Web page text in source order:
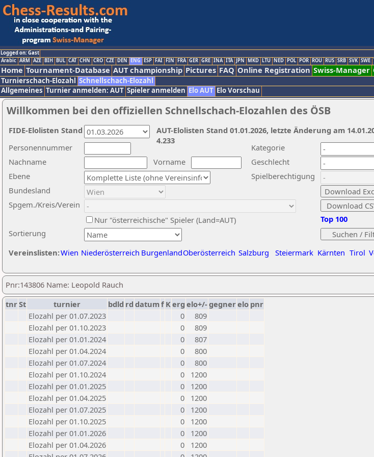
Logged on: Gast
Arabic ARM AZE BIH BUL CAT CHN CRO CZE DEN ENG ESP FAI FIN FRA GER GRE INA ITA JPN MKD LTU NED POL POR ROU RUS SRB SVK SWE
Home Tournament-Database AUT championship Pictures FAQ Online Registration Swiss-Manager
Turnierschach-Elozahl Schnellschach-Elozahl
Allgemeines Turnier anmelden: AUT Spieler anmelden Elo AUT Elo Vorschau
Willkommen bei den offiziellen Schnellschach-Elozahlen des ÖSB
Nachname
Vorname
Ebene
Kategorie
Sortierung
Personennummer
Bundesland
Spgem./Kreis/Verein
Geschlecht
Nur "österreichische" Spieler (Land=AUT)
Spielberechtigung
Vereinslisten:Wien Niederösterreich BurgenlandOberösterreich Salzburg Steiermark Kärnten Tirol
Top 100
AUT-Elolisten Stand 01.01.2026, letzte Änderung am
4.233
FIDE-Elolisten Stand
Pnr:143806 Name: Leopold Rauch
tnrSt turnier bdld rd datumf Kerg elo+/-gegnerelo pnr
Elozahl per 01.07.2023
0
809
Elozahl per 01.10.2023
0
809
Elozahl per 01.01.2024
0
807
Elozahl per 01.04.2024
0
800
Elozahl per 01.07.2024
0
800
Elozahl per 01.10.2024
0
1200
Elozahl per 01.01.2025
0
1200
Elozahl per 01.04.2025
0
1200
Elozahl per 01.07.2025
0
1200
Elozahl per 01.10.2025
0
1200
Elozahl per 01.01.2026
0
1200
Elozahl per 01.04.2026
0
1200